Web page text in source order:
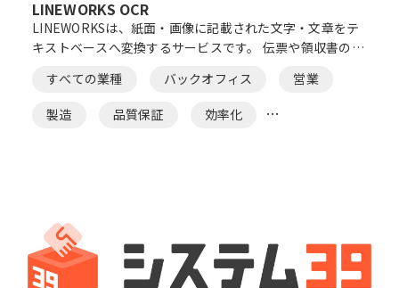
LINEWORKS OCR
LINEWORKSは、紙面・画像に記載された文字・文章をテ
キストベースへ変換するサービスです。 伝票や領収書の登
ど、煩雑な入力作業を簡単にし、手入力の時間を大幅に削
減します。
すべての業種 バックオフィス
営業
製造
品質保証
効率化